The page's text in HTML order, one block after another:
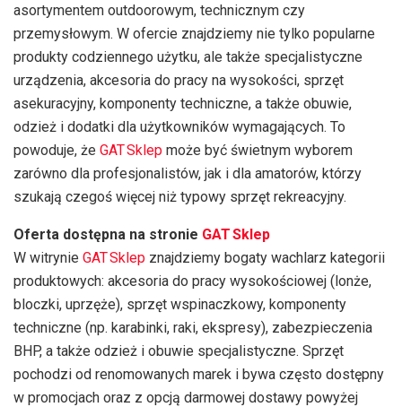
asortymentem outdoorowym, technicznym czy
przemysłowym. W ofercie znajdziemy nie tylko popularne
produkty codziennego użytku, ale także specjalistyczne
urządzenia, akcesoria do pracy na wysokości, sprzęt
asekuracyjny, komponenty techniczne, a także obuwie,
odzież i dodatki dla użytkowników wymagających. To
powoduje, że GAT Sklep może być świetnym wyborem
zarówno dla profesjonalistów, jak i dla amatorów, którzy
szukają czegoś więcej niż typowy sprzęt rekreacyjny.
Oferta dostępna na stronie GAT Sklep
W witrynie GAT Sklep znajdziemy bogaty wachlarz kategorii
produktowych: akcesoria do pracy wysokościowej (lonże,
bloczki, uprzęże), sprzęt wspinaczkowy, komponenty
techniczne (np. karabinki, raki, ekspresy), zabezpieczenia
BHP, a także odzież i obuwie specjalistyczne. Sprzęt
pochodzi od renomowanych marek i bywa często dostępny
w promocjach oraz z opcją darmowej dostawy powyżej